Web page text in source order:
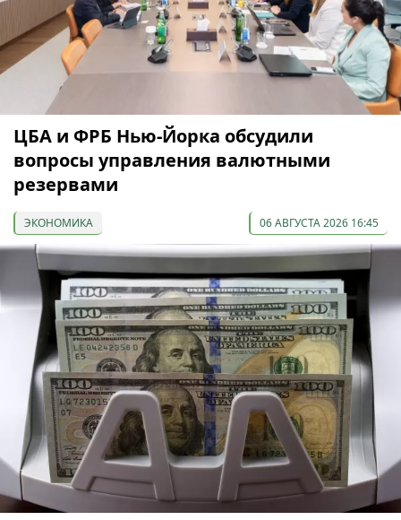
ЦБА и ФРБ Нью-Йорка обсудили
вопросы управления валютными
резервами
ЭКОНОМИКА 06 АВГУСТА 2026 16:45